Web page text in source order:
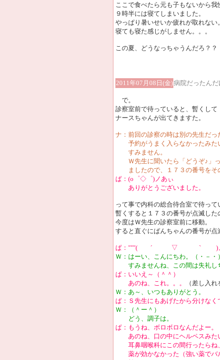
ここで食べたら元も子もないから我
９時半には寝てしまいました。
やっぱり暑いせいか疲れが取れない
寝ても寝た感じがしません。。。
この夏、どうなっちゃうんだろ？？
2011年07月08日(金)病院だったん
で。
診察室前で待っていると、暫くして
ナースちゃんが出てきますた。
ナ：前回の診察の時は別の先生だっ
予約がうまく入らなかったみた
すみません。
Ｗ先生に聞いたら「どうぞ♪」
ましたので、１７３の番号をそ
ぱ：(o゜◇゜)ノあぃ
ありがとうございました。
って事で内科の総合待合室で待って
暫くすると１７３の番号が点滅した
今度はＷ先生の診察室前に移動。
すると直ぐにぱんちゃんの番号が点
ぱ："""( ´ ▽ ｀ )ノ""
Ｗ：はーい、こんにちわ。（・－・
すみませんね、この間は失礼し
ぱ：いいえ～（＾＾）
あのね、これ。。。
（差し入
Ｗ：あ～、いつもありがとう。
ぱ：Ｓ先生にもあげたから分けなく
Ｗ：（＾ー＾）
どう、調子は。
ぱ：もうね、ボロボロなんだよー。
あのね、口の中にヘルペスみた
耳鼻咽喉科にこの間行ったらね
薬が効かなかった（強い薬でバ